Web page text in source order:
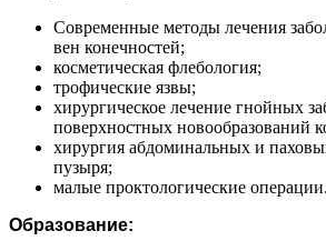
Современные методы лечения
вен конечностей;
косметическая флебология;
трофические язвы;
хирургическое лечение гнойных
поверхностных новообразований
хирургия абдоминальных и
пузыря;
малые проктологические операции.
Образование: